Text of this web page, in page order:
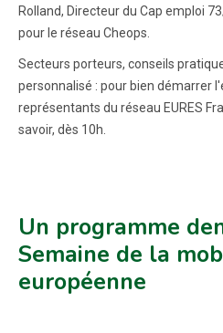
Rolland, Directeur du Cap emploi
pour le réseau Cheops.
Secteurs porteurs, conseils
personnalisé : pour bien démarrer
représentants du réseau EURES
savoir, dès 10h.
Un programme
Semaine de la
européenne